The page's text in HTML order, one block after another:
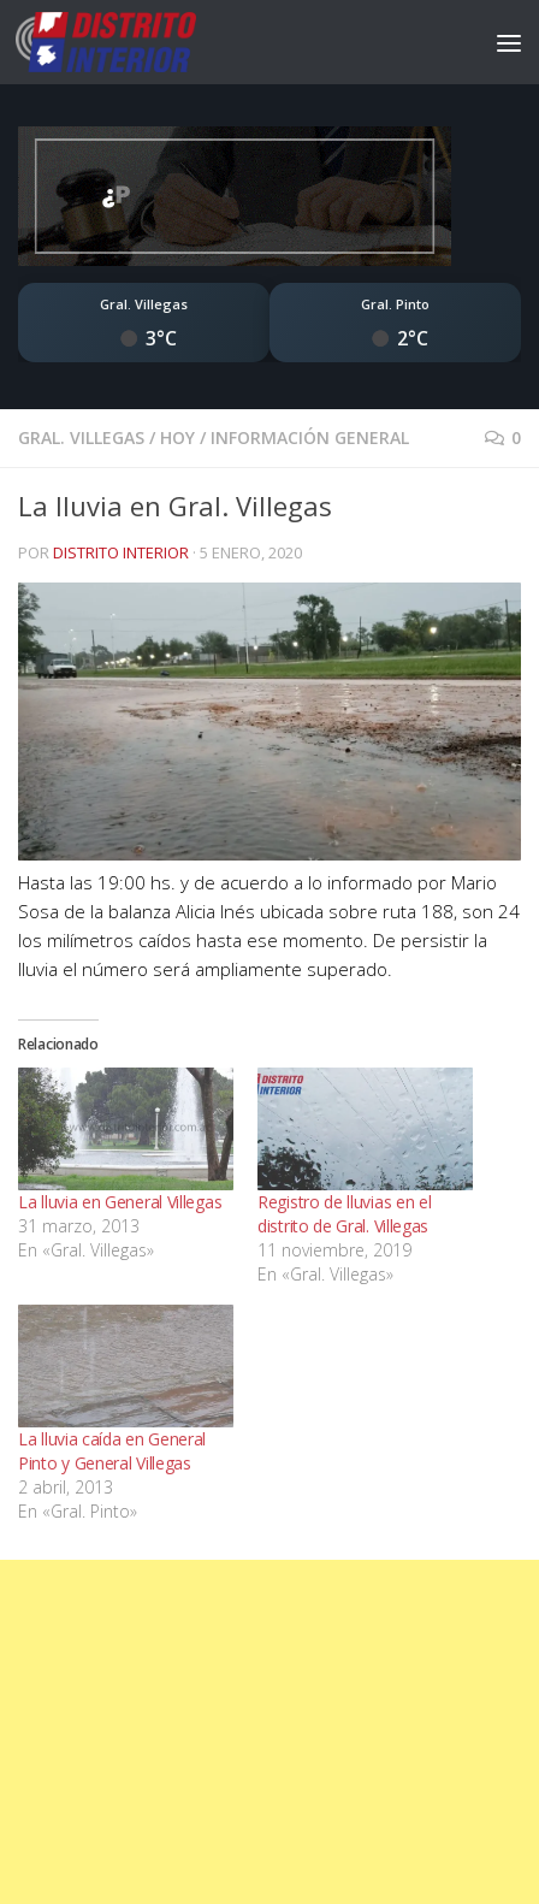
Gral. Villegas
3°C
Gral. Pinto
2°C
GRAL. VILLEGAS / HOY / INFORMACIÓN GENERAL 0
La lluvia en Gral. Villegas
PORDISTRITO INTERIOR · 5 ENERO, 2020
Hasta las 19:00 hs. y de acuerdo a lo informado por Mario
Sosa de la balanza Alicia Inés ubicada sobre ruta 188, son 24
los milímetros caídos hasta ese momento. De persistir la
lluvia el número será ampliamente superado.
Relacionado
La lluvia en General Villegas
31 marzo, 2013
En «Gral. Villegas»
Registro de lluvias en el
distrito de Gral. Villegas
11 noviembre, 2019
En «Gral. Villegas»
La lluvia caída en General
Pinto y General Villegas
2 abril, 2013
En «Gral. Pinto»